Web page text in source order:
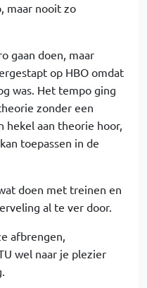
maar nooit zo
gaan doen, maar
op HBO omdat
was. Het tempo ging
zonder een
hekel aan theorie hoor,
toepassen in de
doen met treinen en
al te ver door.
afbrengen,
wel naar je plezier